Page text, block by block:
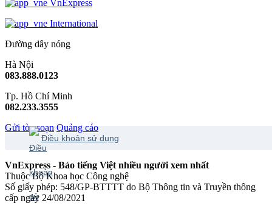
VnExpress
International
Đường dây nóng
Hà Nội
083.888.0123
Tp. Hồ Chí Minh
082.233.3555
Gửi tòa soạn Quảng cáo
Điều khoản sử dụng
VnExpress - Báo tiếng Việt nhiều người xem nhất
Thuộc Bộ Khoa học Công nghệ
Số giấy phép: 548/GP-BTTTT do Bộ Thông tin và Truyền thông
cấp ngày 24/08/2021